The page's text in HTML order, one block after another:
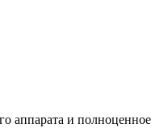
аппарата и полноценное